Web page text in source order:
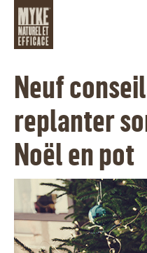
Neuf
replanter
Noël en pot